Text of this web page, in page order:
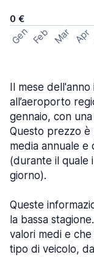
0 €
Gen Feb Mar Apr
Il mese
all’aeroporto
gennaio, con
Questo prezzo
media annuale
(durante il quale
giorno).
Queste
la bassa
valori medi e
tipo di veicolo,